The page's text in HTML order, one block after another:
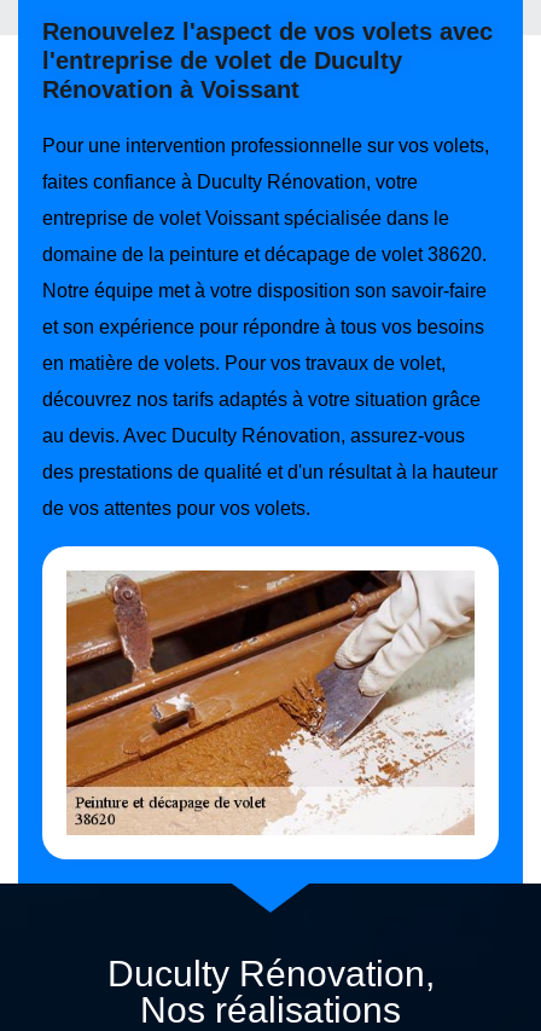
Renouvelez l'aspect de vos volets avec
l'entreprise de volet de Duculty
Rénovation à Voissant
Pour une intervention professionnelle sur vos volets,
faites confiance à Duculty Rénovation, votre
entreprise de volet Voissant spécialisée dans le
domaine de la peinture et décapage de volet 38620.
Notre équipe met à votre disposition son savoir-faire
et son expérience pour répondre à tous vos besoins
en matière de volets. Pour vos travaux de volet,
découvrez nos tarifs adaptés à votre situation grâce
au devis. Avec Duculty Rénovation, assurez-vous
des prestations de qualité et d'un résultat à la hauteur
de vos attentes pour vos volets.
Duculty Rénovation,
Nos réalisations